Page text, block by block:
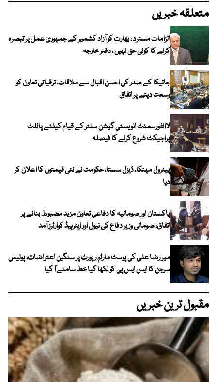
متعلقہ خبریں
الزامات مسترد ، بھارت کو آزاد کشمیر کے جمہوری عمل پر تبصرہ
کرنے کا کوئی حق نہیں ، دفتر خارجہ
جائیکا کے صدر کی احسن اقبال سے ملاقات، ترقیاتی تعاون کو
وسعت دینے پر اتفاق
لاانفورسمنٹ انویسٹی گیشن سنٹر کے قیام کیلئے پائلٹ
پراجیکٹ شروع کرنے کا فیصلہ
پیٹرول مہنگا، ڈیزل سستا، حکومت نے نئی قیمتوں کا اعلان کر
دیا
پاکستان اور صومالیہ کا دفاعی تعاون مزید مضبوط بنانے پر
اتفاق، صومالی وزیر دفاع کی نیول اور ایئرہیڈ کوارٹرز آمد
میر رضا علی کی پوسٹ مارٹم رپورٹ پر سنگین اعتراضات، پولیس
سرجن کا ایس ایس پی کو لکھا گیا خط سامنے آ گیا
مقبول ترین خبریں